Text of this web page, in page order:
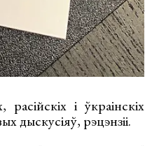
і ўкраінскіх
дыскусіяў, рэцэнзіі.